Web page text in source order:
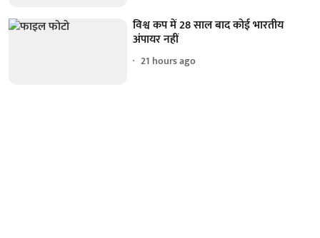
विश्व कप में 28 साल बाद कोई भारतीय
अंपायर नहीं
21 hours ago